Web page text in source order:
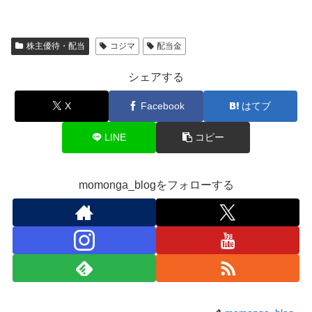
株主優待・配当 コジマ 配当金
シェアする
X Facebook はてブ
LINE コピー
momonga_blogをフォローする